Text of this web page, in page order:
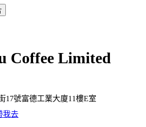
Coffee Limited
17號富德工業大廈11樓E室
我去